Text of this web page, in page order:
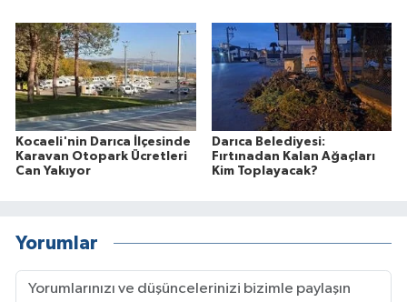
Kocaeli'nin Darıca İlçesinde
Karavan Otopark Ücretleri
Can Yakıyor
Darıca Belediyesi:
Fırtınadan Kalan Ağaçları
Kim Toplayacak?
Yorumlar